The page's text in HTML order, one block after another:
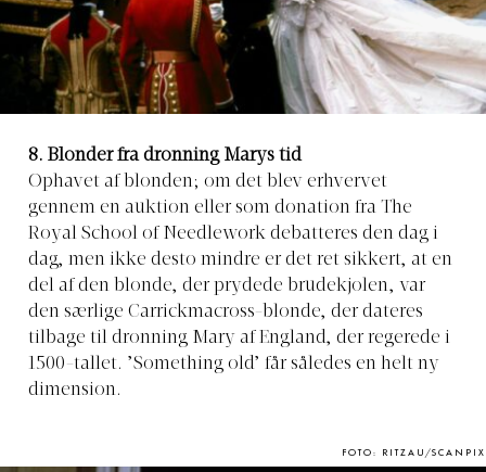
8. Blonder fra dronning Marys tid
Ophavet af blonden; om det blev erhvervet
gennem en auktion eller som donation fra The
Royal School of Needlework debatteres den dag i
dag, men ikke desto mindre er det ret sikkert, at en
del af den blonde, der prydede brudekjolen, var
den særlige Carrickmacross-blonde, der dateres
tilbage til dronning Mary af England, der regerede i
1500-tallet. ’Something old’ får således en helt ny
dimension.
FOTO: RITZAU/SCANPIX